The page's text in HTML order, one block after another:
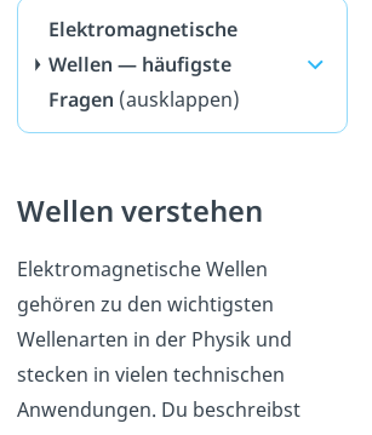
Elektromagnetische
Wellen — häufigste
Fragen (ausklappen)
Wellen verstehen
Elektromagnetische Wellen
gehören zu den wichtigsten
Wellenarten in der Physik und
stecken in vielen technischen
Anwendungen. Du beschreibst